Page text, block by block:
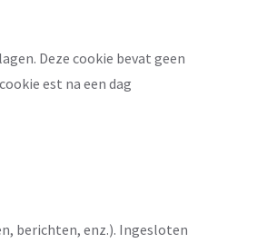
Deze cookie bevat geen
est na een dag
berichten, enz.). Ingesloten